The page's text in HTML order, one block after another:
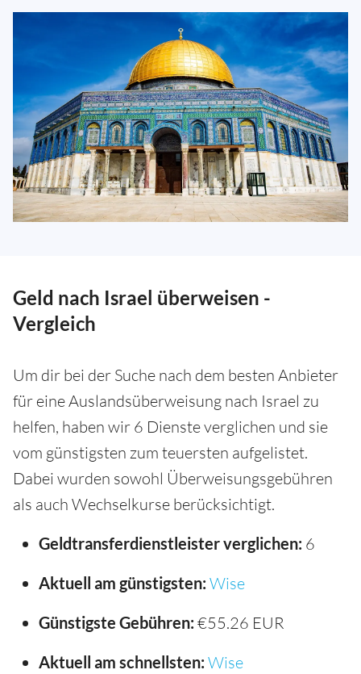
Geld nach Israel überweisen -
Vergleich
Um dir bei der Suche nach dem besten Anbieter
für eine Auslandsüberweisung nach Israel zu
helfen, haben wir 6 Dienste verglichen und sie
vom günstigsten zum teuersten aufgelistet.
Dabei wurden sowohl Überweisungsgebühren
als auch Wechselkurse berücksichtigt.
Geldtransferdienstleister verglichen: 6
Aktuell am günstigsten: Wise
Günstigste Gebühren: €55.26 EUR
Aktuell am schnellsten: Wise